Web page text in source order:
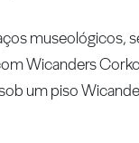
museológicos,
Wicanders
sob um piso